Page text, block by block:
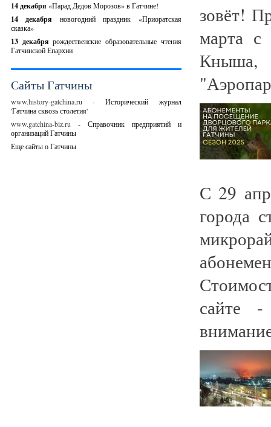
14 декабря «Парад Дедов Морозов» в Гатчине!
14 декабря новогодний праздник «Приоратская
сказка»
13 декабрярождественские образовательные чтения
Гатчинской Епархии
Сайты Гатчины
www.history-gatchina.ru -Исторический журнал
'Гатчина сквозь столетия'
www.gatchina-biz.ru - Справочник предприятий и
организаций Гатчины
Еще сайты о Гатчины
зовёт!
марта с
С 29
города
сайте -